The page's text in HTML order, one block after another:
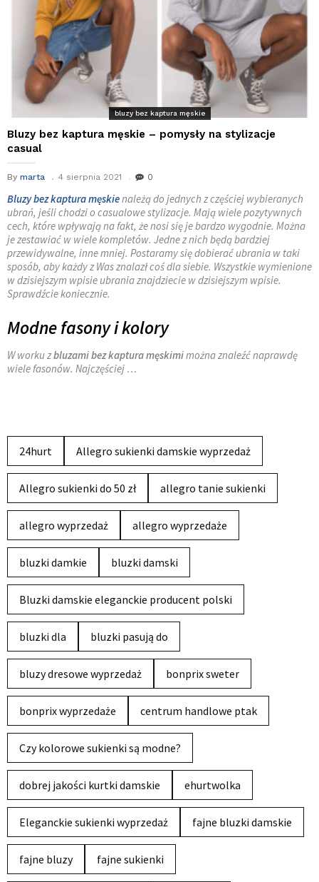
bluzy bez kaptura męskie
Bluzy bez kaptura męskie – pomysły na stylizacje
casual
By marta 4 sierpnia 2021 0
Bluzy bez kaptura męskienależą do jednych z częściej wybieranych
ubrań, jeśli chodzi o casualowe stylizacje. Mają wiele pozytywnych
cech, które wpływają na fakt, że nosi się je bardzo wygodnie. Można
je zestawiać w wiele kompletów. Jedne z nich będą bardziej
przewidywalne, inne mniej. Postaramy się dobierać ubrania w taki
sposób, aby każdy z Was znalazł coś dla siebie. Wszystkie wymienione
w dzisiejszym wpisie ubrania znajdziecie w dzisiejszym wpisie.
Sprawdźcie koniecznie.
Modne fasony i kolory
W worku zbluzami bez kaptura męskimimożna znaleźć naprawdę
wiele fasonów. Najczęściej …
24hurt Allegro sukienki damskie wyprzedaż
Allegro sukienki do 50 zł allegro tanie sukienki
allegro wyprzedaż allegro wyprzedaże
bluzki damkie bluzki damski
Bluzki damskie eleganckie producent polski
bluzki dla bluzki pasują do
bluzy dresowe wyprzedaż bonprix sweter
bonprix wyprzedaże centrum handlowe ptak
Czy kolorowe sukienki są modne?
dobrej jakości kurtki damskie ehurtwolka
Eleganckie sukienki wyprzedaż fajne bluzki damskie
fajne bluzy fajne sukienki